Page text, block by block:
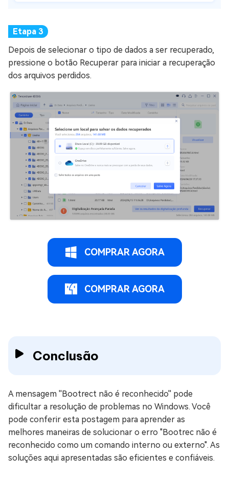
Depois de selecionar o tipo de dados a ser recuperado,
pressione o botão Recuperar para iniciar a recuperação
dos arquivos perdidos.
COMPRAR AGORA
COMPRAR AGORA
Conclusão
A mensagem ''Bootrect não é reconhecido'' pode
dificultar a resolução de problemas no Windows. Você
pode conferir esta postagem para aprender as
melhores maneiras de solucionar o erro "Bootrec não é
reconhecido como um comando interno ou externo". As
soluções aqui apresentadas são eficientes e confiáveis.